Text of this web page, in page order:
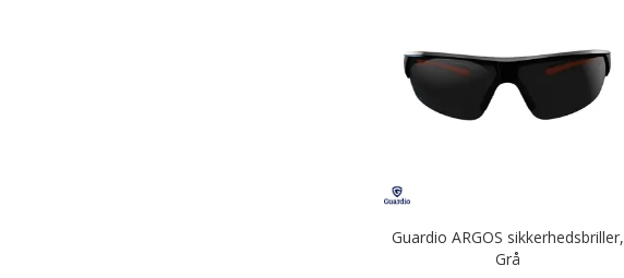
Guardio ARGOS sikkerhedsbriller,
Grå